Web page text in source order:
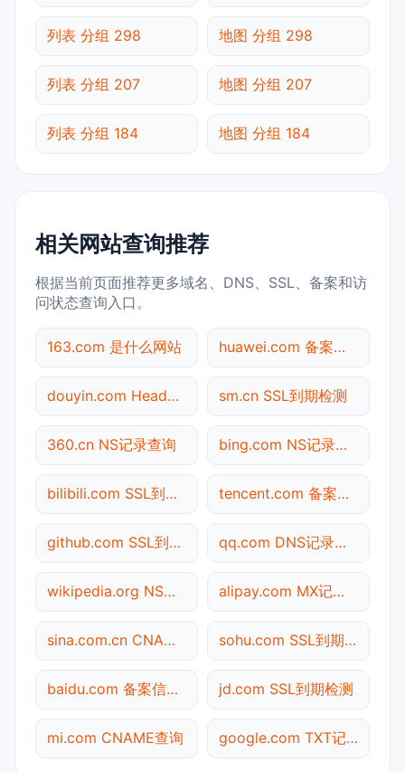
列表 分组 298 地图 分组 298
列表 分组 207 地图 分组 207
列表 分组 184 地图 分组 184
相关网站查询推荐
根据当前页面推荐更多域名、DNS、SSL、备案和访
问状态查询入口。
163.com 是什么网站 huawei.com 备案信息查询
douyin.com Header查询 sm.cn SSL到期检测
360.cn NS记录查询 bing.com NS记录查询
bilibili.com SSL到期检测 tencent.com 备案信息查询
github.com SSL到期检测 qq.com DNS记录查询
wikipedia.org NS记录查询 alipay.com MX记录查询
sina.com.cn CNAME查询 sohu.com SSL到期检测
baidu.com 备案信息查询 jd.com SSL到期检测
mi.com CNAME查询 google.com TXT记录查询